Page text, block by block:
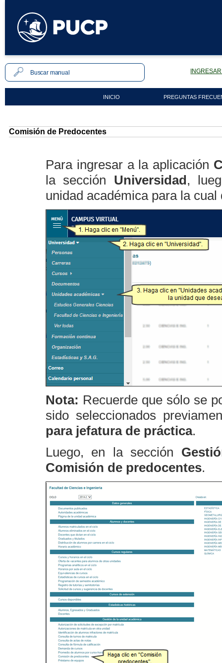
INICIO PREGUNTAS
Comisión de Predocentes
Para ingresar a la aplicación
la sección Universidad,
unidad académica para la
Nota: Recuerde que sólo se
sido seleccionados
para jefatura de práctica.
Luego, en la sección
Comisión de predocentes.